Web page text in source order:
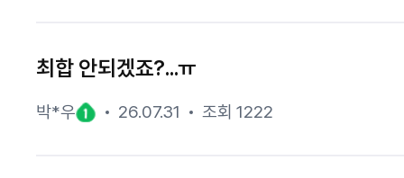
최합 안되겠죠?...ㅠ
박*우 26.07.31 조회 1222